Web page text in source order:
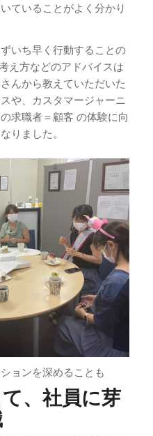
ていることがよく分かり
いち早く行動することの
え方などのアドバイスは
んから教えていただいた
や、カスタマージャーニ
求職者＝顧客 の体験に向
りました。
ョンを深めることも
、社員に芽